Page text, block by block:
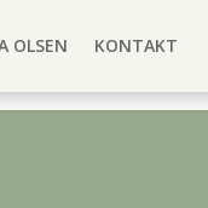
OLSEN KONTAKT